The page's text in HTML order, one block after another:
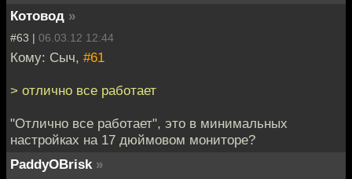
Котовод »
#63 | 06.03.12 12:44
Кому: Сыч, #61
> отлично все работает
"Отлично все работает", это в минимальных
настройках на 17 дюймовом мониторе?
PaddyOBrisk »